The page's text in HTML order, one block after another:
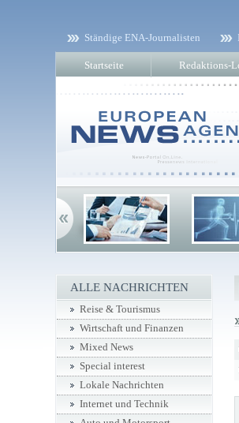
Ständige ENA-Journalisten
Startseite Redaktions-
ALLE NACHRICHTEN
Reise & Tourismus
Wirtschaft und Finanzen
Mixed News
Special interest
Lokale Nachrichten
Internet und Technik